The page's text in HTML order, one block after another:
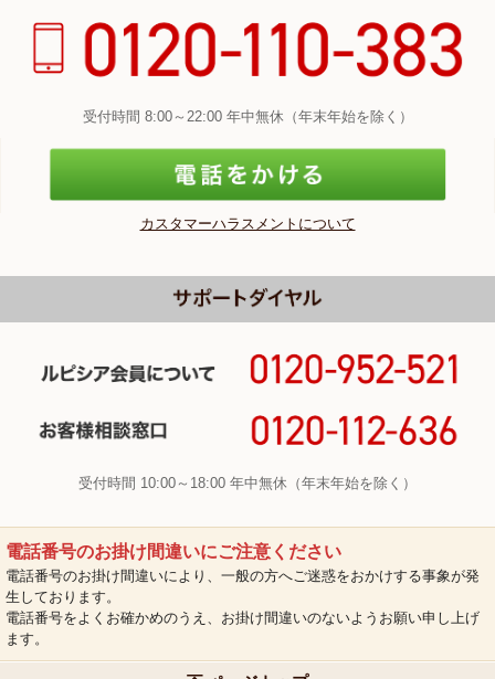
受付時間 8:00～22:00 年中無休（年末年始を除く）
カスタマーハラスメントについて
受付時間 10:00～18:00 年中無休（年末年始を除く）
電話番号のお掛け間違いにご注意ください
電話番号のお掛け間違いにより、一般の方へご迷惑をおかけする事象が発
生しております。
電話番号をよくお確かめのうえ、お掛け間違いのないようお願い申し上げ
ます。